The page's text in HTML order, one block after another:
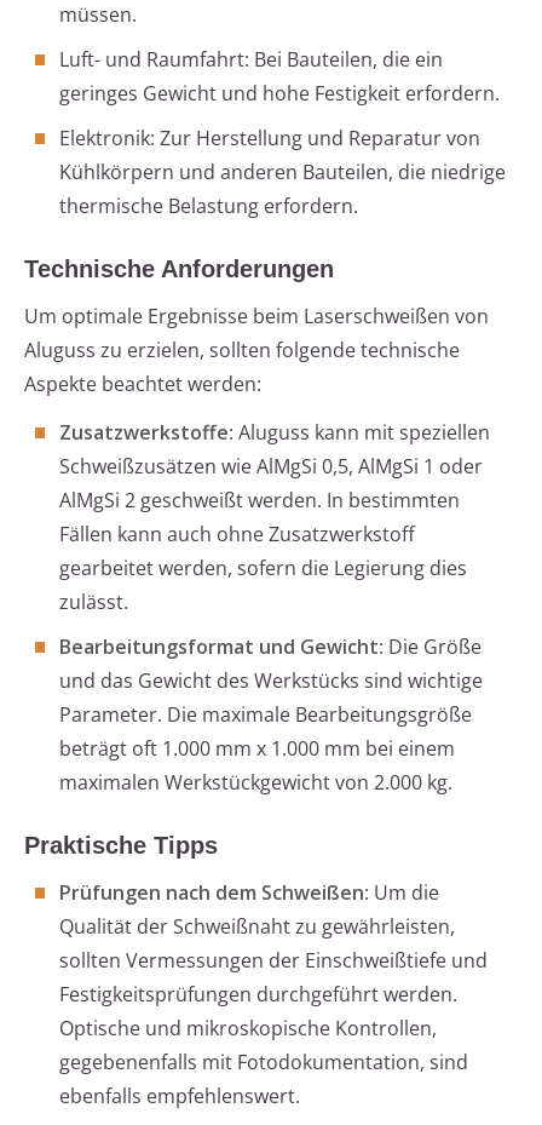
müssen.
Luft- und Raumfahrt: Bei Bauteilen, die ein
geringes Gewicht und hohe Festigkeit erfordern.
Elektronik: Zur Herstellung und Reparatur von
Kühlkörpern und anderen Bauteilen, die niedrige
thermische Belastung erfordern.
Technische Anforderungen
Um optimale Ergebnisse beim Laserschweißen von
Aluguss zu erzielen, sollten folgende technische
Aspekte beachtet werden:
Zusatzwerkstoffe: Aluguss kann mit speziellen
Schweißzusätzen wie AlMgSi 0,5, AlMgSi 1 oder
AlMgSi 2 geschweißt werden. In bestimmten
Fällen kann auch ohne Zusatzwerkstoff
gearbeitet werden, sofern die Legierung dies
zulässt.
Bearbeitungsformat und Gewicht: Die Größe
und das Gewicht des Werkstücks sind wichtige
Parameter. Die maximale Bearbeitungsgröße
beträgt oft 1.000 mm x 1.000 mm bei einem
maximalen Werkstückgewicht von 2.000 kg.
Praktische Tipps
Prüfungen nach dem Schweißen: Um die
Qualität der Schweißnaht zu gewährleisten,
sollten Vermessungen der Einschweißtiefe und
Festigkeitsprüfungen durchgeführt werden.
Optische und mikroskopische Kontrollen,
gegebenenfalls mit Fotodokumentation, sind
ebenfalls empfehlenswert.